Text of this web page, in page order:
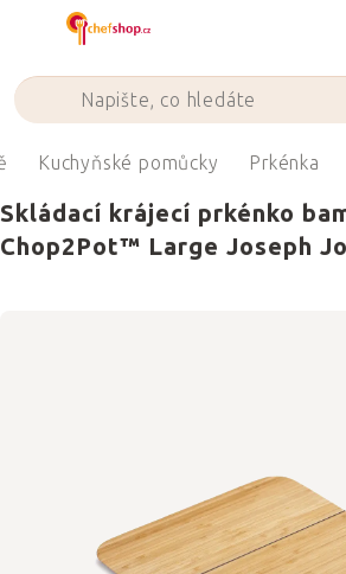
Kuchyňské pomůcky Prkénka
Skládací krájecí prkénko
Chop2Pot™ Large Joseph